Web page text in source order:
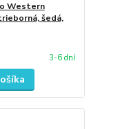
Western
šedá,
3-6 dní